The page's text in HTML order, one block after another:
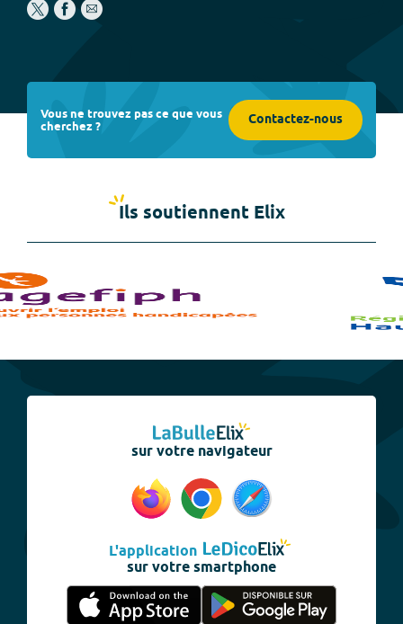
Vous ne trouvez pas ce que vous
cherchez ? Contactez-nous
Ils soutiennent Elix
sur votre navigateur
L'application
sur votre smartphone